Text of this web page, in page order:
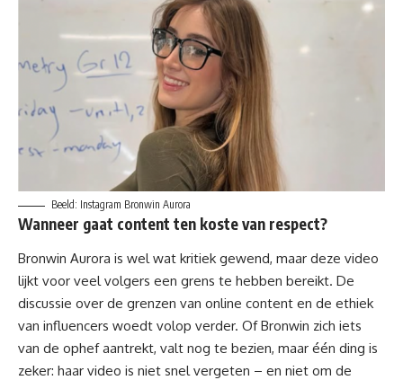
Beeld: Instagram Bronwin Aurora
Wanneer gaat content ten koste van respect?
Bronwin Aurora is wel wat kritiek gewend, maar deze video
lijkt voor veel volgers een grens te hebben bereikt. De
discussie over de grenzen van online content en de ethiek
van influencers woedt volop verder. Of Bronwin zich iets
van de ophef aantrekt, valt nog te bezien, maar één ding is
zeker: haar video is niet snel vergeten – en niet om de